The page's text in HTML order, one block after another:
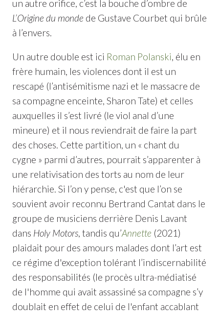
un autre orifice, c’est la bouche d’ombre de
L’Origine du monde de Gustave Courbet qui brûle
à l’envers.
Un autre double est ici Roman Polanski, élu en
frère humain, les violences dont il est un
rescapé (l’antisémitisme nazi et le massacre de
sa compagne enceinte, Sharon Tate) et celles
auxquelles il s’est livré (le viol anal d’une
mineure) et il nous reviendrait de faire la part
des choses. Cette partition, un « chant du
cygne » parmi d’autres, pourrait s’apparenter à
une relativisation des torts au nom de leur
hiérarchie. Si l’on y pense, c'est que l’on se
souvient avoir reconnu Bertrand Cantat dans le
groupe de musiciens derrière Denis Lavant
dans Holy Motors, tandis qu’Annette (2021)
plaidait pour des amours malades dont l’art est
ce régime d'exception tolérant l’indiscernabilité
des responsabilités (le procès ultra-médiatisé
de l'homme qui avait assassiné sa compagne s’y
doublait en effet de celui de l'enfant accablant